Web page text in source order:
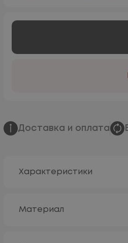
Доставка и оплата
Характеристики
Материал